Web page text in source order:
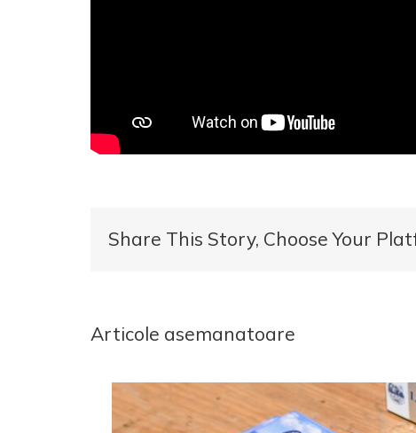
Share This Story, Choose Your
Articole asemanatoare